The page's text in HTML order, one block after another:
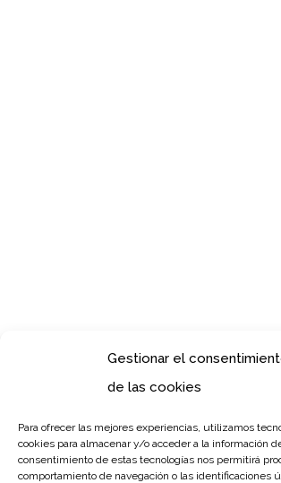
Gestionar el
de las cookies
Para ofrecer las mejores experiencias, utilizamos
cookies para almacenar y/o acceder a la información
consentimiento de estas tecnologías nos permitirá
comportamiento de navegación o las identificaciones